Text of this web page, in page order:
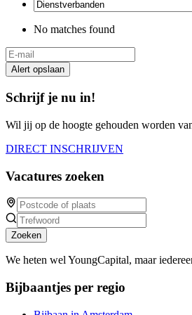
No matches found
Alert opslaan
Schrijf je nu in!
Wil jij op de hoogte gehouden worden
DIRECT INSCHRIJVEN
Vacatures zoeken
Zoeken
We heten wel YoungCapital, maar
Bijbaantjes per regio